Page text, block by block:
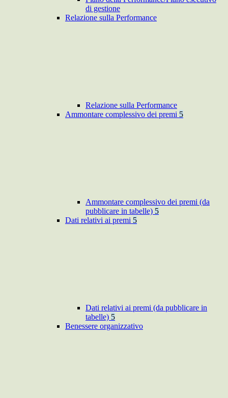
di gestione
Relazione sulla Performance
Relazione sulla Performance
Ammontare complessivo dei premi 5
Ammontare complessivo dei premi (da
pubblicare in tabelle) 5
Dati relativi ai premi 5
Dati relativi ai premi (da pubblicare in
tabelle) 5
Benessere organizzativo